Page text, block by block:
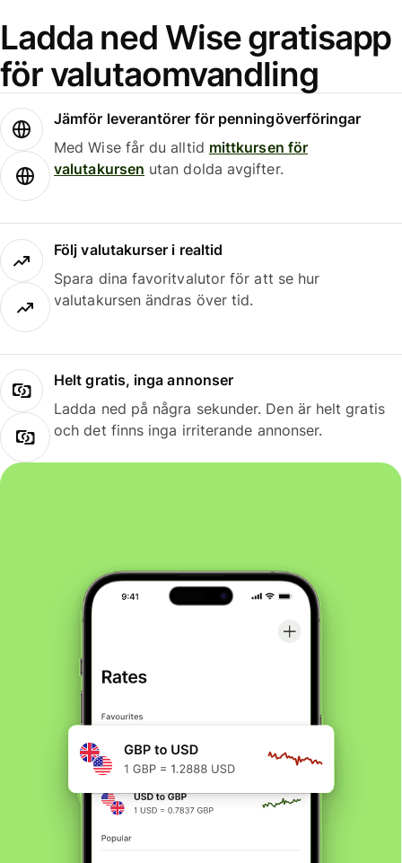
Ladda ned Wise gratisapp
för valutaomvandling
Jämför leverantörer för penningöverföringar
Med Wise får du alltid mittkursen för
valutakursen utan dolda avgifter.
Följ valutakurser i realtid
Spara dina favoritvalutor för att se hur
valutakursen ändras över tid.
Helt gratis, inga annonser
Ladda ned på några sekunder. Den är helt gratis
och det finns inga irriterande annonser.